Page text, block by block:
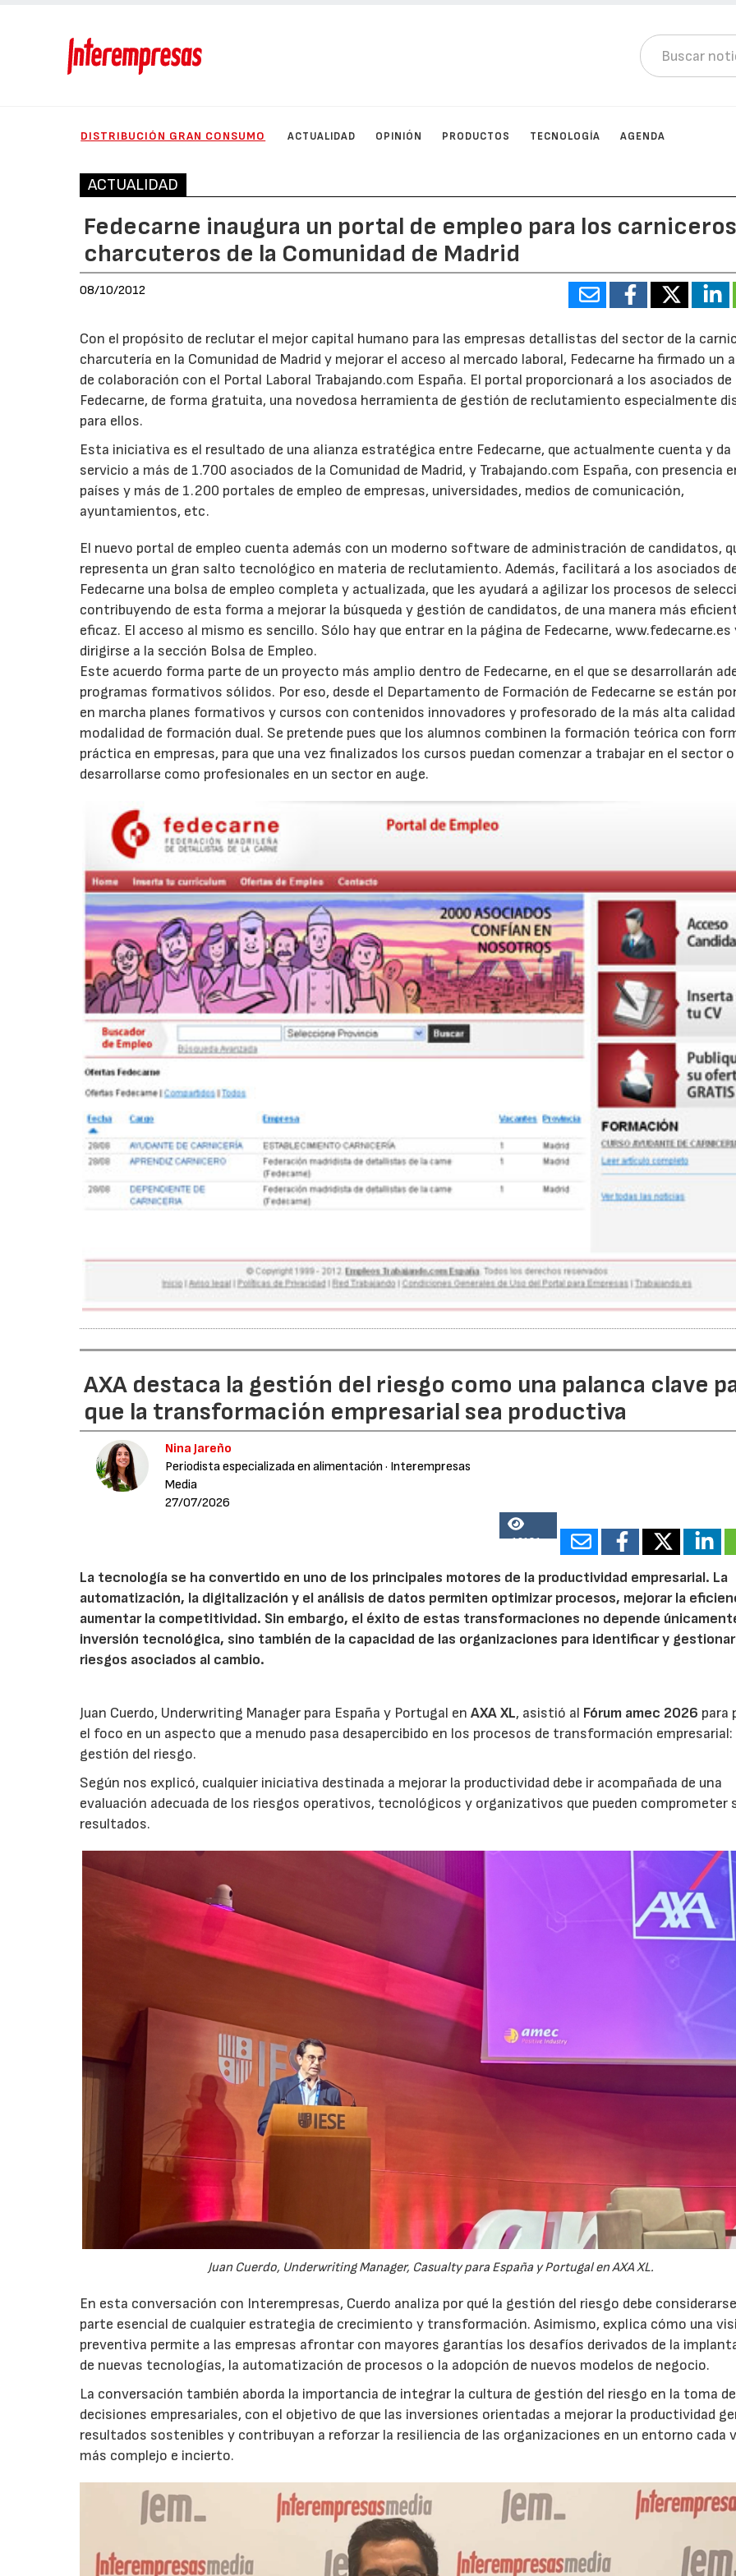
DISTRIBUCIÓN GRAN CONSUMO ACTUALIDAD OPINIÓN PRODUCTOS TECNOLOGÍA AGENDA
ACTUALIDAD
Fedecarne inaugura un portal de empleo para los
charcuteros de la Comunidad de Madrid
08/10/2012
Con el propósito de reclutar el mejor capital humano para las empresas detallistas del sector de la
charcutería en la Comunidad de Madrid y mejorar el acceso al mercado laboral, Fedecarne ha firmado un
de colaboración con el Portal Laboral Trabajando.com España. El portal proporcionará a los asociados de
Fedecarne, de forma gratuita, una novedosa herramienta de gestión de reclutamiento especialmente
para ellos.
Esta iniciativa es el resultado de una alianza estratégica entre Fedecarne, que actualmente cuenta y da
servicio a más de 1.700 asociados de la Comunidad de Madrid, y Trabajando.com España, con presencia
países y más de 1.200 portales de empleo de empresas, universidades, medios de comunicación,
ayuntamientos, etc.
El nuevo portal de empleo cuenta además con un moderno software de administración de candidatos,
representa un gran salto tecnológico en materia de reclutamiento. Además, facilitará a los asociados
Fedecarne una bolsa de empleo completa y actualizada, que les ayudará a agilizar los procesos de
contribuyendo de esta forma a mejorar la búsqueda y gestión de candidatos, de una manera más
eficaz. El acceso al mismo es sencillo. Sólo hay que entrar en la página de Fedecarne, www.fedecarne.es
dirigirse a la sección Bolsa de Empleo.
Este acuerdo forma parte de un proyecto más amplio dentro de Fedecarne, en el que se desarrollarán
programas formativos sólidos. Por eso, desde el Departamento de Formación de Fedecarne se están
en marcha planes formativos y cursos con contenidos innovadores y profesorado de la más alta
modalidad de formación dual. Se pretende pues que los alumnos combinen la formación teórica con
práctica en empresas, para que una vez finalizados los cursos puedan comenzar a trabajar en el sector
desarrollarse como profesionales en un sector en auge.
AXA destaca la gestión del riesgo como una palanca clave
que la transformación empresarial sea productiva
Nina Jareño
Periodista especializada en alimentación · Interempresas
Media
27/07/2026
16181
La tecnología se ha convertido en uno de los principales motores de la productividad empresarial. La
automatización, la digitalización y el análisis de datos permiten optimizar procesos, mejorar la
aumentar la competitividad. Sin embargo, el éxito de estas transformaciones no depende
inversión tecnológica, sino también de la capacidad de las organizaciones para identificar y
riesgos asociados al cambio.
Juan Cuerdo, Underwriting Manager para España y Portugal enAXA XL, asistió al Fórum amec 2026 para
el foco en un aspecto que a menudo pasa desapercibido en los procesos de transformación empresarial:
gestión del riesgo.
Según nos explicó, cualquier iniciativa destinada a mejorar la productividad debe ir acompañada de una
evaluación adecuada de los riesgos operativos, tecnológicos y organizativos que pueden comprometer
resultados.
Juan Cuerdo, Underwriting Manager, Casualty para España y Portugal en AXA XL.
En esta conversación con Interempresas, Cuerdo analiza por qué la gestión del riesgo debe
parte esencial de cualquier estrategia de crecimiento y transformación. Asimismo, explica cómo una
preventiva permite a las empresas afrontar con mayores garantías los desafíos derivados de la
de nuevas tecnologías, la automatización de procesos o la adopción de nuevos modelos de negocio.
La conversación también aborda la importancia de integrar la cultura de gestión del riesgo en la toma de
decisiones empresariales, con el objetivo de que las inversiones orientadas a mejorar la productividad
resultados sostenibles y contribuyan a reforzar la resiliencia de las organizaciones en un entorno cada
más complejo e incierto.